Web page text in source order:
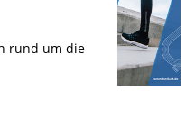
rund um die